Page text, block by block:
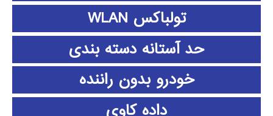
تولباکس WLAN
حد آستانه دسته بندی
خودرو بدون راننده
داده كاوي